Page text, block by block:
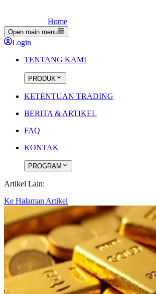
Home
Open main menu
Login
TENTANG KAMI
PRODUK
KETENTUAN TRADING
BERITA & ARTIKEL
FAQ
KONTAK
PROGRAM
Artikel Lain:
Ke Halaman Artikel